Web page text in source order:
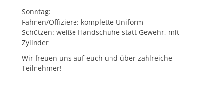
Sonntag:
Fahnen/Offiziere: komplette Uniform
Schützen: weiße Handschuhe statt Gewehr, mit
Zylinder
Wir freuen uns auf euch und über zahlreiche
Teilnehmer!